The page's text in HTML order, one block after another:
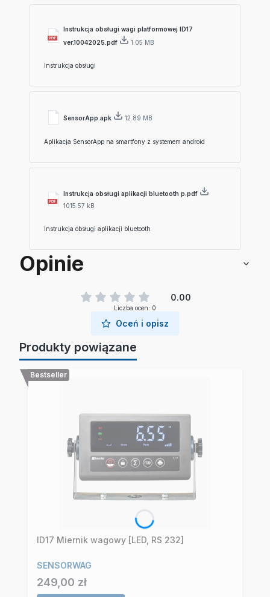
Instrukcja obsługi wagi platformowej ID17
ver.10042025.pdf
1.05 MB
Instrukcja obsługi
SensorApp.apk 12.89 MB
Aplikacja SensorApp na smartfony z systemem android
Instrukcja obsługi aplikacji bluetooth p.pdf
1015.57 kB
Instrukcja obsługi aplikacji bluetooth
Opinie
0.00
Liczba ocen: 0
Oceń i opisz
Produkty powiązane
Bestseller
ID17 Miernik wagowy [LED, RS 232]
SENSORWAG
Cena
249,00 zł